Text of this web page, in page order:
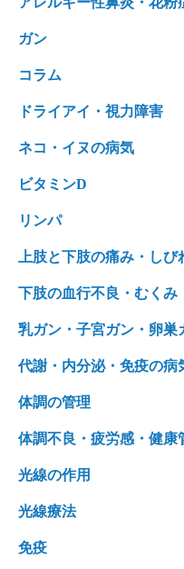
ガン
コラム
ドライアイ・視力障害
ネコ・イヌの病気
ビタミンD
リンパ
上肢と下肢の痛み・しび
下肢の血行不良・むくみ
乳ガン・子宮ガン・卵巣
代謝・内分泌・免疫の病
体調の管理
体調不良・疲労感・健康
光線の作用
光線療法
免疫